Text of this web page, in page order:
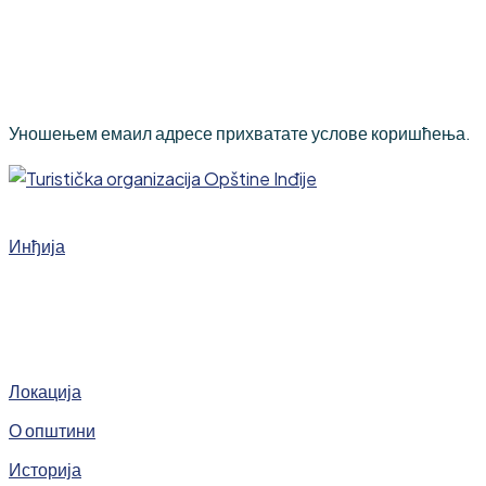
Уношењем емаил адресе прихватате услове коришћења.
Инђија
Локација
О општини
Историја